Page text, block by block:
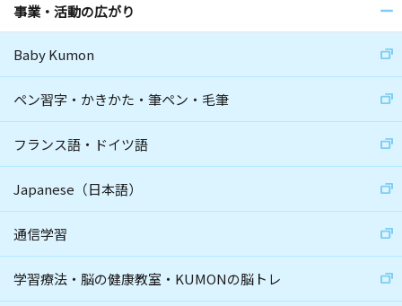
事業・活動の広がり
Baby Kumon
ペン習字・かきかた・筆ペン・毛筆
フランス語・ドイツ語
Japanese（日本語）
通信学習
学習療法・脳の健康教室・KUMONの脳トレ